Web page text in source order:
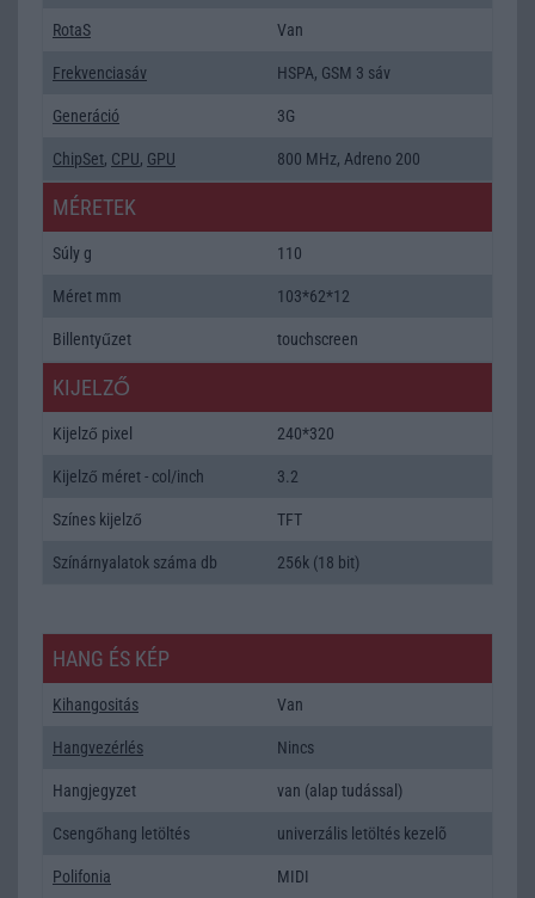
RotaS Van
Frekvenciasáv HSPA, GSM 3 sáv
Generáció 3G
ChipSet, CPU, GPU 800 MHz, Adreno 200
MÉRETEK
Súly g 110
Méret mm 103*62*12
Billentyűzet touchscreen
KIJELZŐ
Kijelző pixel 240*320
Kijelző méret - col/inch 3.2
Színes kijelző TFT
Színárnyalatok száma db 256k (18 bit)
HANG ÉS KÉP
Kihangositás Van
Hangvezérlés Nincs
Hangjegyzet van (alap tudással)
Csengőhang letöltés univerzális letöltés kezelõ
Polifonia MIDI